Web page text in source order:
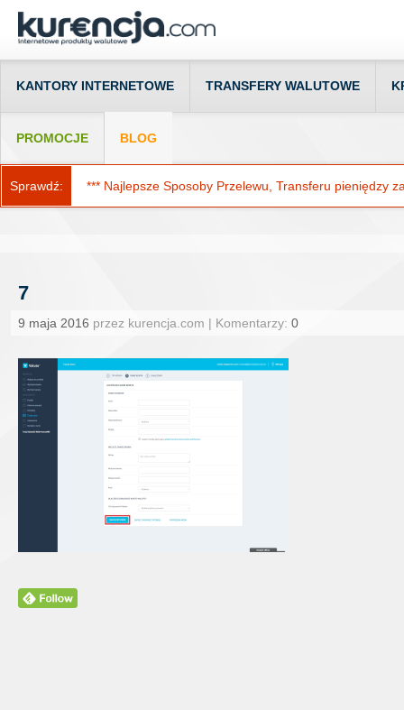
KANTORY INTERNETOWE TRANSFERY WALUTOWE
PROMOCJE BLOG
Sprawdź: *** Najlepsze Sposoby Przelewu, Transferu pieniędzy
7
9 maja 2016 przez kurencja.com | Komentarzy: 0